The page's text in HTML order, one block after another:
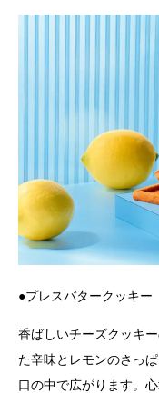
●プレスバタークッキー
香ばしいチーズクッキ
た辛味とレモンのさっ
口の中で広がります。